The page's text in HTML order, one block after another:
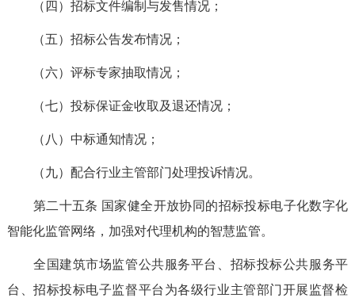
（四）招标文件编制与发售情况；
（五）招标公告发布情况；
（六）评标专家抽取情况；
（七）投标保证金收取及退还情况；
（八）中标通知情况；
（九）配合行业主管部门处理投诉情况。
第二十五条 国家健全开放协同的招标投标电子化数字化
智能化监管网络，加强对代理机构的智慧监管。
全国建筑市场监管公共服务平台
招标投标公共服务平
台、招标投标电子监督平台 为各级行业主管部门开展监督检